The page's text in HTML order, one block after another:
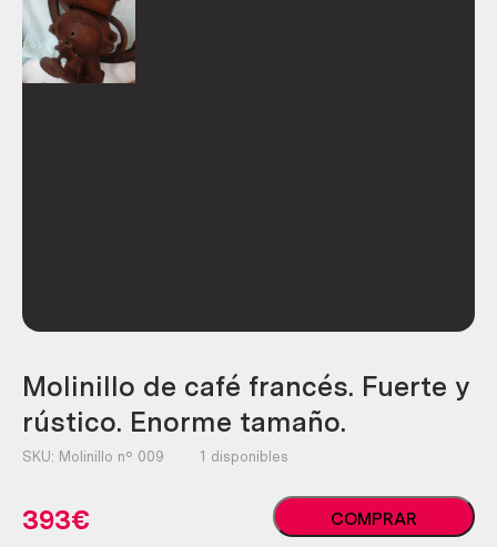
Molinillo de café francés. Fuerte y
rústico. Enorme tamaño.
SKU: Molinillo nº 009 1 disponibles
393€
Molinillo
de
COMPRAR